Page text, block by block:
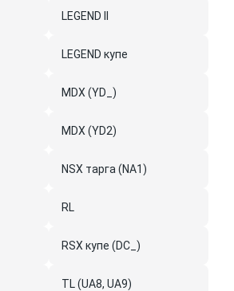
LEGEND II
LEGEND купе
MDX (YD_)
MDX (YD2)
NSX тарга (NA1)
RL
RSX купе (DC_)
TL (UA8, UA9)